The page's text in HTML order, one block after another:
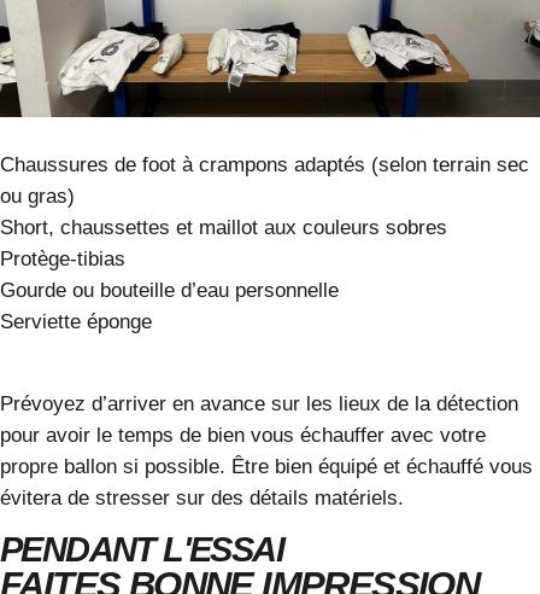
Chaussures de foot à crampons adaptés (selon terrain sec
ou gras)
Short, chaussettes et maillot aux couleurs sobres
Protège-tibias
Gourde ou bouteille d’eau personnelle
Serviette éponge
Prévoyez d’arriver en avance sur les lieux de la détection
pour avoir le temps de bien vous échauffer avec votre
propre ballon si possible. Être bien équipé et échauffé vous
évitera de stresser sur des détails matériels.
PENDANT L'ESSAI
FAITES BONNE IMPRESSION